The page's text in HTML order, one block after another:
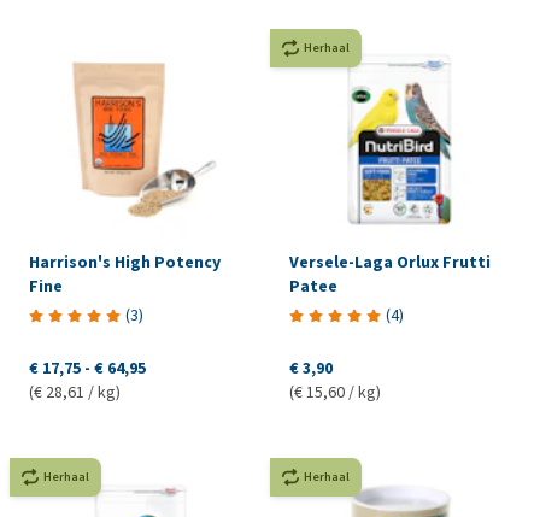
Harrison's High Potency
Fine
(3)
€ 17,75 - € 64,95
(€ 28,61 / kg)
Herhaal
Versele-Laga Orlux Frutti
Patee
(4)
€ 3,90
(€ 15,60 / kg)
Herhaal Herhaal